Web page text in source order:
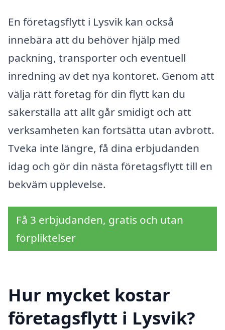
En företagsflytt i Lysvik kan också
innebära att du behöver hjälp med
packning, transporter och eventuell
inredning av det nya kontoret. Genom att
välja rätt företag för din flytt kan du
säkerställa att allt går smidigt och att
verksamheten kan fortsätta utan avbrott.
Tveka inte längre, få dina erbjudanden
idag och gör din nästa företagsflytt till en
bekväm upplevelse.
Få 3 erbjudanden, gratis och utan
förpliktelser
Hur mycket kostar
företagsflytt i Lysvik?